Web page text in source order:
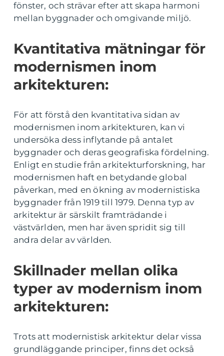
fönster, och strävar efter att skapa harmoni
mellan byggnader och omgivande miljö.
Kvantitativa mätningar för
modernismen inom
arkitekturen:
För att förstå den kvantitativa sidan av
modernismen inom arkitekturen, kan vi
undersöka dess inflytande på antalet
byggnader och deras geografiska fördelning.
Enligt en studie från arkitekturforskning, har
modernismen haft en betydande global
påverkan, med en ökning av modernistiska
byggnader från 1919 till 1979. Denna typ av
arkitektur är särskilt framträdande i
västvärlden, men har även spridit sig till
andra delar av världen.
Skillnader mellan olika
typer av modernism inom
arkitekturen:
Trots att modernistisk arkitektur delar vissa
grundläggande principer, finns det också